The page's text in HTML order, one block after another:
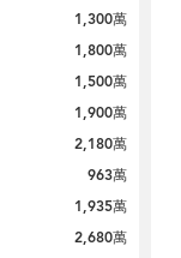
1,300萬
1,800萬
1,500萬
1,900萬
2,180萬
963萬
1,935萬
2,680萬